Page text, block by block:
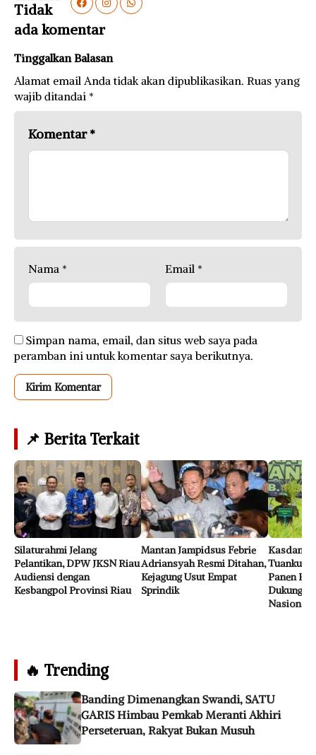
Tidak
ada komentar
Tinggalkan Balasan
Alamat email Anda tidak akan dipublikasikan. Ruas yang
wajib ditandai *
Komentar*
Nama * Email *
Simpan nama, email, dan situs web saya pada
peramban ini untuk komentar saya berikutnya.
📌 Berita Terkait
Silaturahmi Jelang
Pelantikan, DPW JKSN Riau
Audiensi dengan
Kesbangpol Provinsi Riau
Mantan Jampidsus Febrie
Adriansyah Resmi Ditahan,
Kejagung Usut Empat
Sprindik
Kasdam
Tuanku
Panen
Dukung
Nasional
🔥 Trending
Banding Dimenangkan Swandi, SATU
GARIS Himbau Pemkab Meranti Akhiri
Perseteruan, Rakyat Bukan Musuh